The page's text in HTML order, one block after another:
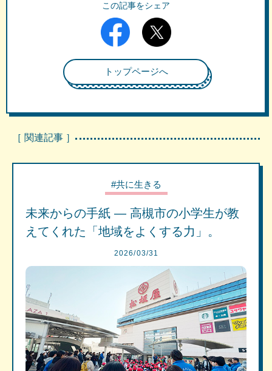
この記事をシェア
トップページへ
［ 関連記事 ］
#共に生きる
未来からの手紙 ― 高槻市の小学生が教
えてくれた「地域をよくする力」。
2026/03/31